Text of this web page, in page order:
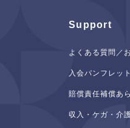
Support
よくある質問／
入会パンフレッ
賠償責任補償あ
収入・ケガ・介